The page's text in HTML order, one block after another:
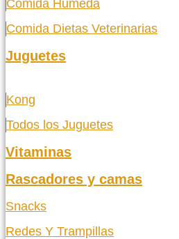
Comida Humeda
Comida Dietas Veterinarias
Juguetes
Kong
Todos los Juguetes
Vitaminas
Rascadores y camas
Snacks
Redes Y Trampillas